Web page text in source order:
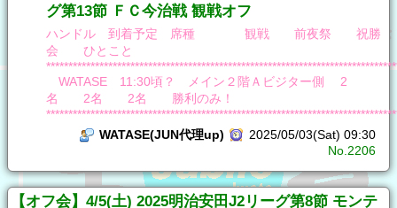
グ第13節 ＦＣ今治戦 観戦オフ
ハンドル 到着予定 席種 観戦 前夜祭 祝勝
会 ひとこと
WATASE 11:30頃？ メイン２階Ａビジター側 2
名 2名 2名 勝利のみ！
WATASE(JUN代理up)
2025/05/03(Sat) 09:30
No.2206
【オフ会】4/5(土) 2025明治安田J2リーグ第8節 モンテ